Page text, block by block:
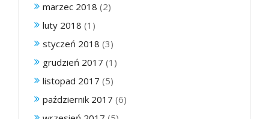
marzec 2018 (2)
luty 2018 (1)
styczeń 2018 (3)
grudzień 2017 (1)
listopad 2017 (5)
październik 2017 (6)